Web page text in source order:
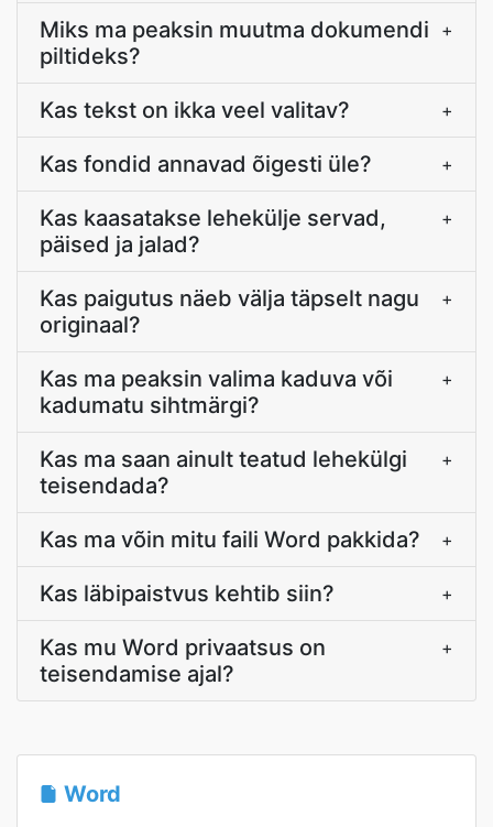
Miks ma peaksin muutma dokumendi
piltideks?
+
Kas tekst on ikka veel valitav? +
Kas fondid annavad õigesti üle? +
Kas kaasatakse lehekülje servad,
päised ja jalad?
+
Kas paigutus näeb välja täpselt nagu
originaal?
+
Kas ma peaksin valima kaduva või
kadumatu sihtmärgi?
+
Kas ma saan ainult teatud lehekülgi
teisendada?
+
Kas ma võin mitu faili Word pakkida? +
Kas läbipaistvus kehtib siin? +
Kas mu Word privaatsus on
teisendamise ajal?
+
Word